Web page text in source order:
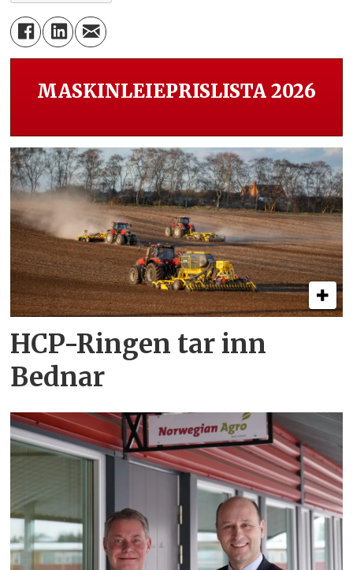
MASKINLEIEPRISLISTA 2026
HCP-Ringen tar inn
Bednar